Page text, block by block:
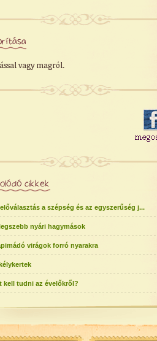
vagy magról.
cikkek
a szépség és az egyszerűség j...
nyári hagymások
virágok forró nyarakra
kell tudni az évelőkről?